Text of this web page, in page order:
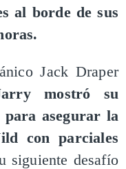
al borde de sus
Jack Draper
mostró su
asegurar la
con parciales
siguiente desafío